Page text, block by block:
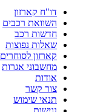
דו"ח קארזון
השוואת רכבים
חדשות רכב
שאלות נפוצות
קארזון לסוחרים
מחשבוני אגרות
אודות
צור קשר
תנאי שימוש